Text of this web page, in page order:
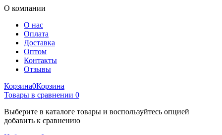
О компании
О нас
Оплата
Доставка
Оптом
Контакты
Отзывы
Корзина0Корзина
Товары в сравнении 0
Выберите в каталоге товары и воспользуйтесь опцией
добавить к сравнению